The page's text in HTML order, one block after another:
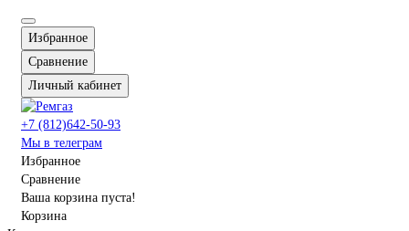
Избранное
Сравнение
Личный кабинет
+7 (812)642-50-93
Мы в телеграм
Избранное
Сравнение
Ваша корзина пуста!
Корзина